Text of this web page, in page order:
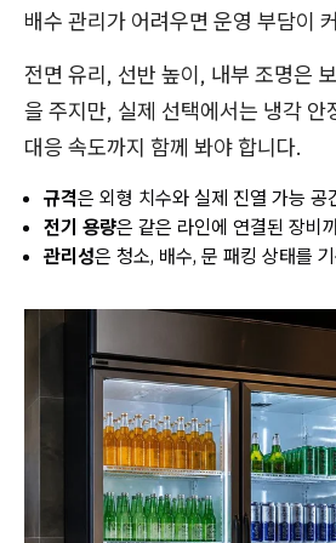
배수 관리가 어려우면 운영 부담이
전면 유리, 선반 높이, 내부 조명은
을 주지만, 실제 선택에서는 냉각 안
대응 속도까지 함께 봐야 합니다.
규격은 외형 치수와 실제 진열 가능 공
전기 용량은 같은 라인에 연결된 장비
관리성은 청소, 배수, 문 패킹 상태를